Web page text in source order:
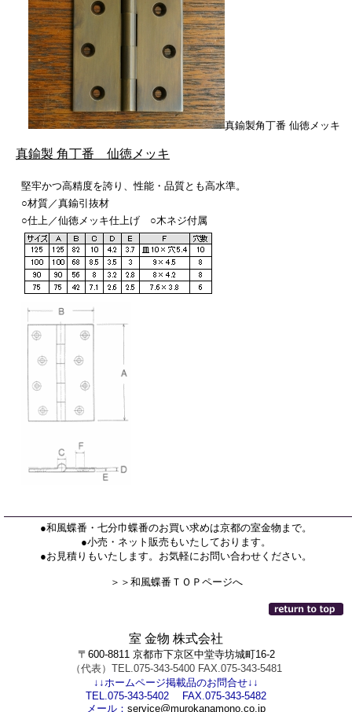
真鍮製角丁番 仙徳メッキ
真鍮製 角丁番 仙徳メッキ
堅牢かつ高精度を誇り、性能・品質とも高水準。
○材質／真鍮引抜材
○仕上／仙徳メッキ仕上げ ○木ネジ付属
●和風蝶番・七分巾蝶番のお買い求めは京都の室金物まで。
●小売・ネット販売もいたしております。
●お見積りもいたします。お気軽にお問い合わせください。
＞＞和風蝶番ＴＯＰページへ
室 金物 株式会社
〒600-8811 京都市下京区中堂寺坊城町16-2
（代表）TEL.075-343-5400 FAX.075-343-5481
↓↓ホームページ掲載品のお問合せ↓↓
TEL.075-343-5402 FAX.075-343-5482
メール： service@murokanamono.co.jp